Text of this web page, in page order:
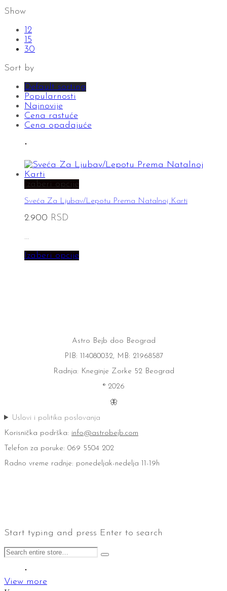
Show
12
15
30
Sort by
Default sorting
Popularnosti
Najnovije
Cena rastuće
Cena opadajuće
Izaberi opcije
Sveća Za Ljubav/Lepotu Prema Natalnoj Karti
2.900 RSD
…
Izaberi opcije
Astro Bejb doo Beograd
PIB: 114080032, MB: 21968587
Radnja: Kneginje Zorke 52 Beograd
® 2026
🦋
Uslovi i politika poslovanja
Korisnička podrška: info@astrobejb.com
Telefon za poruke: 069 5504 202
Radno vreme radnje: ponedeljak-nedelja 11-19h
Start typing and press Enter to search
View more